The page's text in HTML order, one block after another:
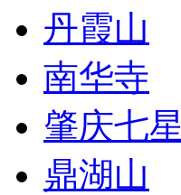
丹霞山
南华寺
肇庆七
鼎湖山